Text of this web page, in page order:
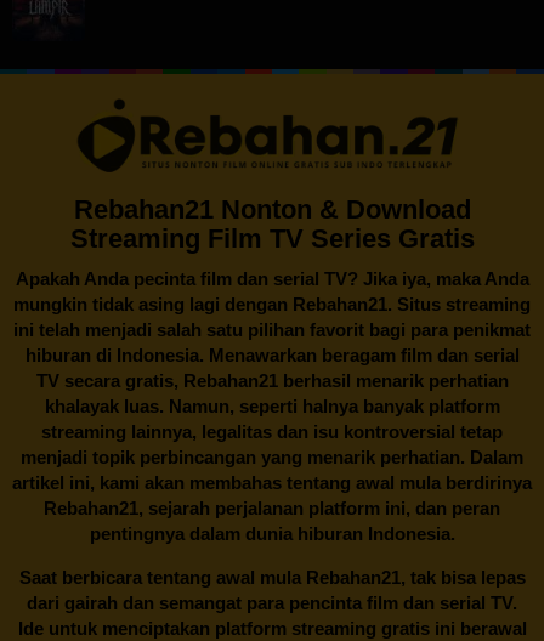
Rebahan21 Nonton & Download
Streaming Film TV Series Gratis
Apakah Anda pecinta film dan serial TV? Jika iya, maka Anda
mungkin tidak asing lagi dengan Rebahan21. Situs streaming
ini telah menjadi salah satu pilihan favorit bagi para penikmat
hiburan di Indonesia. Menawarkan beragam film dan serial
TV secara gratis, Rebahan21berhasil menarik perhatian
khalayak luas. Namun, seperti halnya banyak platform
streaming lainnya, legalitas dan isu kontroversial tetap
menjadi topik perbincangan yang menarik perhatian. Dalam
artikel ini, kami akan membahas tentang awal mula berdirinya
Rebahan21, sejarah perjalanan platform ini, dan peran
pentingnya dalam dunia hiburan Indonesia.
Saat berbicara tentang awal mula Rebahan21, tak bisa lepas
dari gairah dan semangat para pencinta film dan serial TV.
Ide untuk menciptakan platform streaming gratis ini berawal